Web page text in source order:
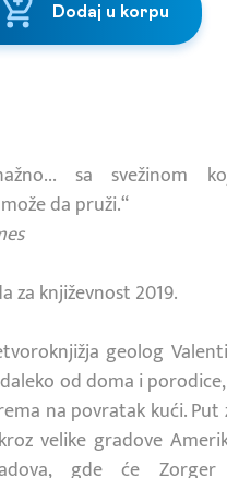
Dodaj u korpu
sa svežinom
da pruži.“
za književnost 2019.
geolog
od doma i
na povratak kući. Put
velike gradove
gde će Zorger